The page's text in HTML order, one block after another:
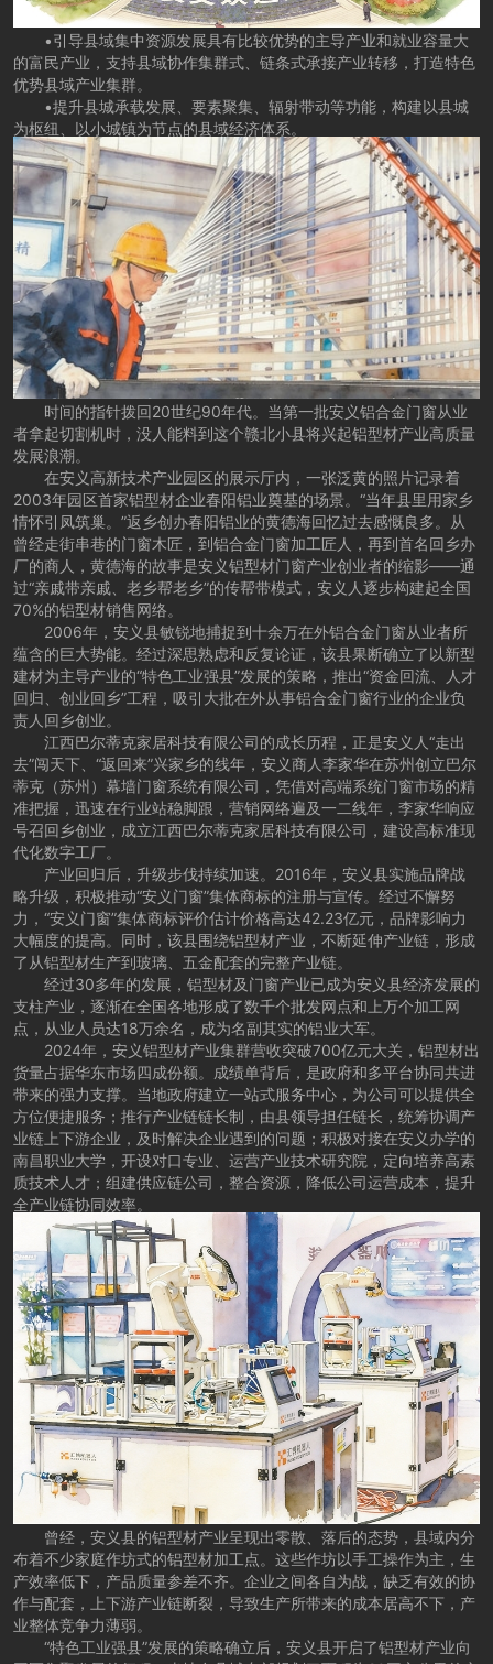
•引导县域集中资源发展具有比较优势的主导产业和就业容量大
的富民产业，支持县域协作集群式、链条式承接产业转移，打造特色
优势县域产业集群。
•提升县城承载发展、要素聚集、辐射带动等功能，构建以县城
为枢纽、以小城镇为节点的县域经济体系。
时间的指针拨回20世纪90年代。当第一批安义铝合金门窗从业
者拿起切割机时，没人能料到这个赣北小县将兴起铝型材产业高质量
发展浪潮。
在安义高新技术产业园区的展示厅内，一张泛黄的照片记录着
2003年园区首家铝型材企业春阳铝业奠基的场景。“当年县里用家乡
情怀引凤筑巢。”返乡创办春阳铝业的黄德海回忆过去感慨良多。从
曾经走街串巷的门窗木匠，到铝合金门窗加工匠人，再到首名回乡办
厂的商人，黄德海的故事是安义铝型材门窗产业创业者的缩影——通
过“亲戚带亲戚、老乡帮老乡”的传帮带模式，安义人逐步构建起全国
70%的铝型材销售网络。
2006年，安义县敏锐地捕捉到十余万在外铝合金门窗从业者所
蕴含的巨大势能。经过深思熟虑和反复论证，该县果断确立了以新型
建材为主导产业的“特色工业强县”发展的策略，推出“资金回流、人才
回归、创业回乡”工程，吸引大批在外从事铝合金门窗行业的企业负
责人回乡创业。
江西巴尔蒂克家居科技有限公司的成长历程，正是安义人“走出
去”闯天下、“返回来”兴家乡的线年，安义商人李家华在苏州创立巴尔
蒂克（苏州）幕墙门窗系统有限公司，凭借对高端系统门窗市场的精
准把握，迅速在行业站稳脚跟，营销网络遍及一二线年，李家华响应
号召回乡创业，成立江西巴尔蒂克家居科技有限公司，建设高标准现
代化数字工厂。
产业回归后，升级步伐持续加速。2016年，安义县实施品牌战
略升级，积极推动“安义门窗”集体商标的注册与宣传。经过不懈努
力，“安义门窗”集体商标评价估计价格高达42.23亿元，品牌影响力
大幅度的提高。同时，该县围绕铝型材产业，不断延伸产业链，形成
了从铝型材生产到玻璃、五金配套的完整产业链。
经过30多年的发展，铝型材及门窗产业已成为安义县经济发展的
支柱产业，逐渐在全国各地形成了数千个批发网点和上万个加工网
点，从业人员达18万余名，成为名副其实的铝业大军。
2024年，安义铝型材产业集群营收突破700亿元大关，铝型材出
货量占据华东市场四成份额。成绩单背后，是政府和多平台协同共进
带来的强力支撑。当地政府建立一站式服务中心，为公司可以提供全
方位便捷服务；推行产业链链长制，由县领导担任链长，统筹协调产
业链上下游企业，及时解决企业遇到的问题；积极对接在安义办学的
南昌职业大学，开设对口专业、运营产业技术研究院，定向培养高素
质技术人才；组建供应链公司，整合资源，降低公司运营成本，提升
全产业链协同效率。
曾经，安义县的铝型材产业呈现出零散、落后的态势，县域内分
布着不少家庭作坊式的铝型材加工点。这些作坊以手工操作为主，生
产效率低下，产品质量参差不齐。企业之间各自为战，缺乏有效的协
作与配套，上下游产业链断裂，导致生产所带来的成本居高不下，产
业整体竞争力薄弱。
“特色工业强县”发展的策略确立后，安义县开启了铝型材产业向